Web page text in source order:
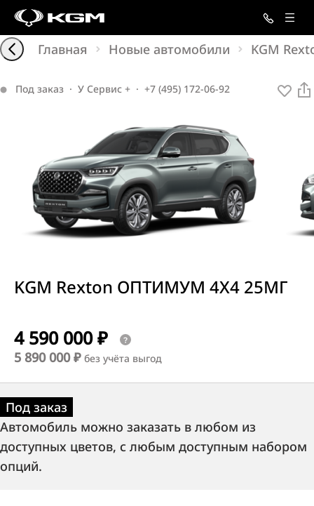
Главная Новые автомобили KGM
Под заказ · У Сервис + · +7 (495) 172-06-92
KGM Rexton ОПТИМУМ 4X4 25МГ
4 590 000 ₽
5 890 000 ₽ без учёта выгод
Под заказ
Автомобиль можно заказать в любом из
доступных цветов, с любым доступным набором
опций.